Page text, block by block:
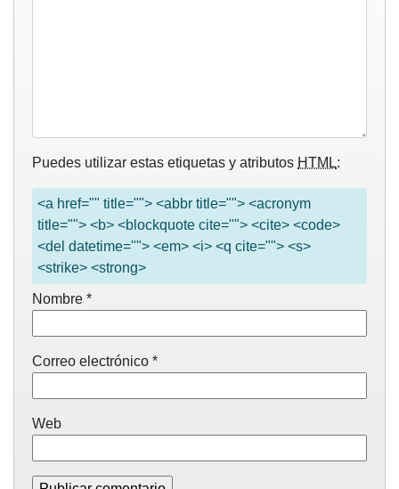
Puedes utilizar estas etiquetas y atributos HTML:
<a href="" title=""> <abbr title=""> <acronym
title=""> <b> <blockquote cite=""> <cite> <code>
<del datetime=""> <em> <i> <q cite=""> <s>
<strike> <strong>
Nombre *
Correo electrónico *
Web